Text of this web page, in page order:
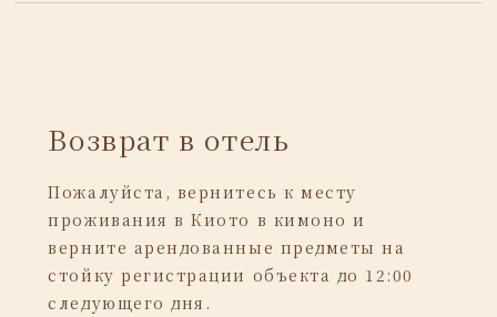
Возврат в отель
Пожалуйста, вернитесь к месту
проживания в Киото в кимоно и
верните арендованные предметы на
стойку регистрации объекта до 12:00
следующего дня.